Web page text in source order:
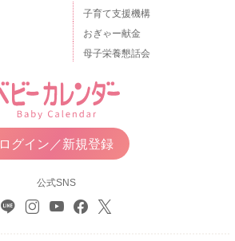
子育て支援機構
おぎゃー献金
母子栄養懇話会
ログイン／新規登録
公式SNS